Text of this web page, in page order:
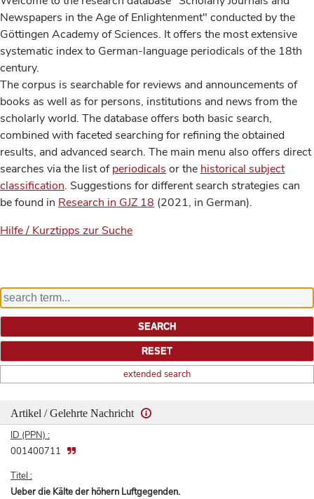
Newspapers in the Age of Enlightenment" conducted by the
Göttingen Academy of Sciences. It offers the most extensive
systematic index to German-language periodicals of the 18th
century.
The corpus is searchable for reviews and announcements of
books as well as for persons, institutions and news from the
scholarly world. The database offers both basic search,
combined with faceted searching for refining the obtained
results, and advanced search. The main menu also offers direct
searches via the list ofperiodicals or the historical subject
classification. Suggestions for different search strategies can
be found in Research in GJZ 18 (2021, in German).
Hilfe / Kurztipps zur Suche
extended search
Artikel / Gelehrte Nachricht
ID (PPN) :
001400711
Titel :
Ueber die Kälte der höhern Luftgegenden.